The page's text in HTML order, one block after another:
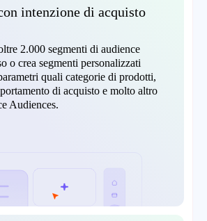
intenzione di acquisto
2.000 segmenti di audience
o crea segmenti personalizzati
quali categorie di prodotti,
di acquisto e molto altro
Audiences.